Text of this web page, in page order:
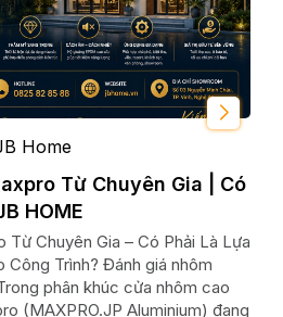
Home
Từ Chuyên Gia | Có
HOME
Từ Chuyên Gia – Có Phải Là Lựa
Trình? Đánh giá nhôm
phân khúc cửa nhôm cao
(MAXPRO.JP Aluminium) đang